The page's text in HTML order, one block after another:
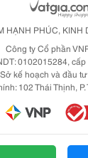
HẠNH PHÚC, KINH
Công ty Cổ phần
0102015284,
kế hoạch và đầu
102 Thái Thịnh,